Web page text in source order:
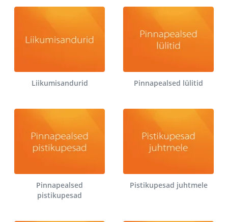
Liikumisandurid Pinnapealsed lülitid
Pinnapealsed
pistikupesad
Pistikupesad juhtmele